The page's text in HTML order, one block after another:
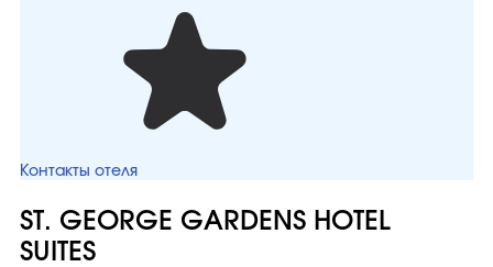
Контакты отеля
ST. GEORGE GARDENS HOTEL
SUITES